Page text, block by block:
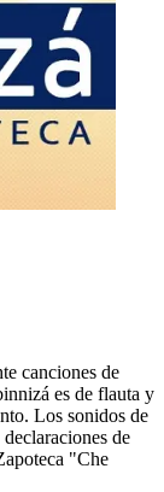
canciones de
es de flauta y
Los sonidos de
de
"Che